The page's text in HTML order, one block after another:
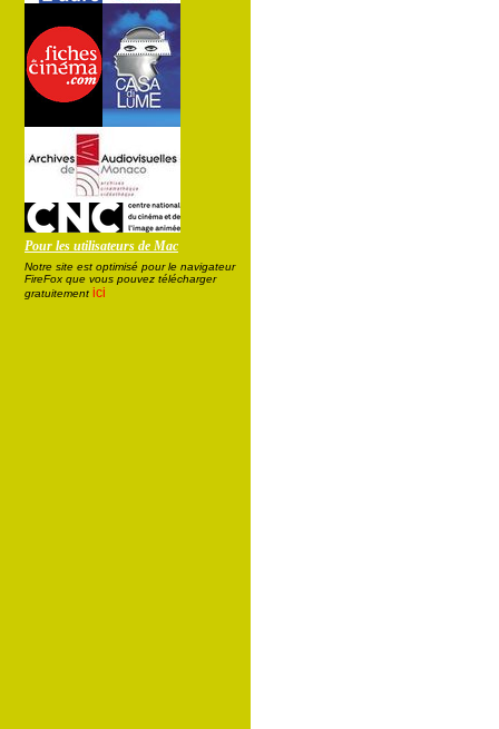
Pour les utilisateurs de Mac
Notre site est optimisé pour le navigateur
FireFox que vous pouvez télécharger
gratuitement ici